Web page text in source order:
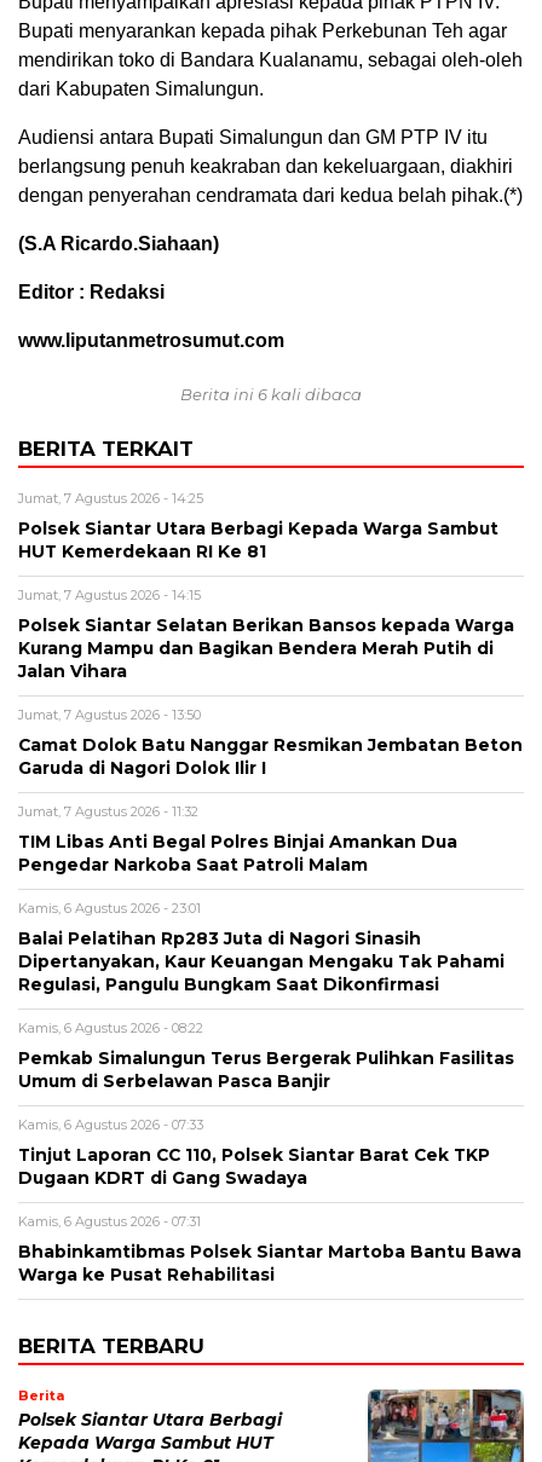
Bupati menyarankan kepada pihak Perkebunan Teh agar
mendirikan toko di Bandara Kualanamu, sebagai oleh-oleh
dari Kabupaten Simalungun.
Audiensi antara Bupati Simalungun dan GM PTP IV itu
berlangsung penuh keakraban dan kekeluargaan, diakhiri
dengan penyerahan cendramata dari kedua belah pihak.(*)
(S.A Ricardo.Siahaan)
Editor : Redaksi
www.liputanmetrosumut.com
Berita ini 6 kali dibaca
BERITA TERKAIT
Jumat, 7 Agustus 2026 - 14:25
Polsek Siantar Utara Berbagi Kepada Warga Sambut
HUT Kemerdekaan RI Ke 81
Jumat, 7 Agustus 2026 - 14:15
Polsek Siantar Selatan Berikan Bansos kepada Warga
Kurang Mampu dan Bagikan Bendera Merah Putih di
Jalan Vihara
Jumat, 7 Agustus 2026 - 13:50
Camat Dolok Batu Nanggar Resmikan Jembatan Beton
Garuda di Nagori Dolok Ilir I
Jumat, 7 Agustus 2026 - 11:32
TIM Libas Anti Begal Polres Binjai Amankan Dua
Pengedar Narkoba Saat Patroli Malam
Kamis, 6 Agustus 2026 - 23:01
Balai Pelatihan Rp283 Juta di Nagori Sinasih
Dipertanyakan, Kaur Keuangan Mengaku Tak Pahami
Regulasi, Pangulu Bungkam Saat Dikonfirmasi
Kamis, 6 Agustus 2026 - 08:22
Pemkab Simalungun Terus Bergerak Pulihkan Fasilitas
Umum di Serbelawan Pasca Banjir
Kamis, 6 Agustus 2026 - 07:33
Tinjut Laporan CC 110, Polsek Siantar Barat Cek TKP
Dugaan KDRT di Gang Swadaya
Kamis, 6 Agustus 2026 - 07:31
Bhabinkamtibmas Polsek Siantar Martoba Bantu Bawa
Warga ke Pusat Rehabilitasi
BERITA TERBARU
Berita
Polsek Siantar Utara Berbagi
Kepada Warga Sambut HUT